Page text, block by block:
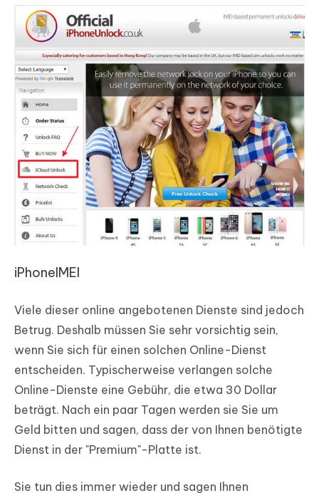
iPhoneIMEI
Viele dieser online angebotenen Dienste sind jedoch
Betrug. Deshalb müssen Sie sehr vorsichtig sein,
wenn Sie sich für einen solchen Online-Dienst
entscheiden. Typischerweise verlangen solche
Online-Dienste eine Gebühr, die etwa 30 Dollar
beträgt. Nach ein paar Tagen werden sie Sie um
Geld bitten und sagen, dass der von Ihnen benötigte
Dienst in der "Premium"-Platte ist.
Sie tun dies immer wieder und sagen Ihnen